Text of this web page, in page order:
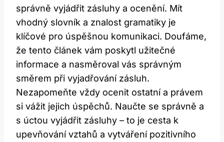
správně vyjádřit zásluhy a ocenění. Mít
vhodný slovník a znalost gramatiky je
klíčové pro úspěšnou komunikaci. Doufáme,
že tento článek vám poskytl užitečné
informace a nasměroval vás správným
směrem při vyjadřování zásluh.
Nezapomeňte vždy ocenit ostatní a právem
si vážit jejich úspěchů. Naučte se správně a
s úctou vyjádřit zásluhy – to je cesta k
upevňování vztahů a vytváření pozitivního